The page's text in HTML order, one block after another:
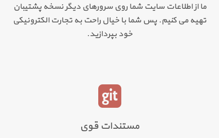
ما از اطلاعات سایت شما روی سرورهای دیگر نسخه پشتیبان
تهیه می کنیم. پس شما با خیال راحت به تجارت الکترونیکی
خود بپردازید.
مستندات قوی